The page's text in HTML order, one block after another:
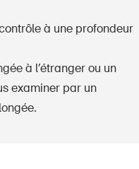
à une profondeur
à l’étranger ou un
examiner par un